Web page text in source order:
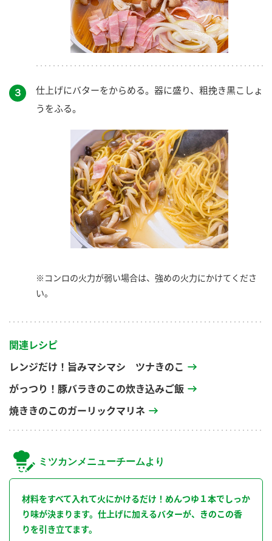
３
仕上げにバターをからめる。器に盛り、粗挽き黒こしょ
うをふる。
※コンロの火力が弱い場合は、強めの火力にかけてくださ
い。
関連レシピ
レンジだけ！旨みマシマシ ツナきのこ
がっつり！豚バラきのこの炊き込みご飯
焼ききのこのガーリックマリネ
ミツカンメニューチームより
材料をすべて入れて火にかけるだけ！めんつゆ１本でしっか
り味が決まります。仕上げに加えるバターが、きのこの香
りを引き立てます。